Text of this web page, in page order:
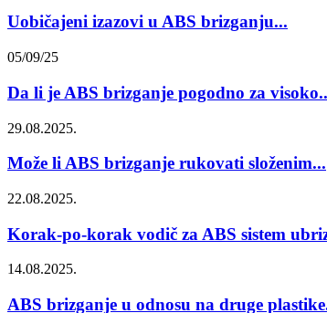
Uobičajeni izazovi u ABS brizganju...
05/09/25
Da li je ABS brizganje pogodno za
29.08.2025.
Može li ABS brizganje rukovati složenim...
22.08.2025.
Korak-po-korak vodič za ABS sistem
14.08.2025.
ABS brizganje u odnosu na druge